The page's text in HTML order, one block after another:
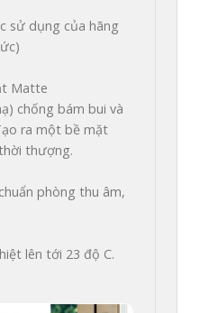
sử dụng của hãng
Matte
chống bám bui và
ra một bề mặt
thượng.
phòng thu âm,
lên tới 23 độ C.